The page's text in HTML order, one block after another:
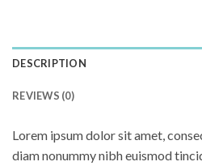
DESCRIPTION
REVIEWS (0)
Lorem ipsum dolor sit amet,
diam nonummy nibh euismod